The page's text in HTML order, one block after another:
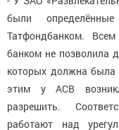
были
Татфондбанком.
банком не позволила
которых должна
этим у АСВ
разрешить.
работают над